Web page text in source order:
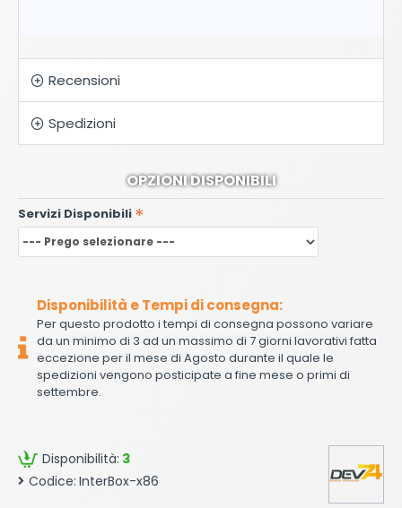
Recensioni
Spedizioni
Disponibilità: 3
Codice: InterBox-x86
OPZIONI DISPONIBILI
Servizi Disponibili
Disponibilità e Tempi di consegna:
Per questo prodotto i tempi di consegna possono variare
da un minimo di 3 ad un massimo di 7 giorni lavorativi fatta
eccezione per il mese di Agosto durante il quale le
spedizioni vengono posticipate a fine mese o primi di
settembre.